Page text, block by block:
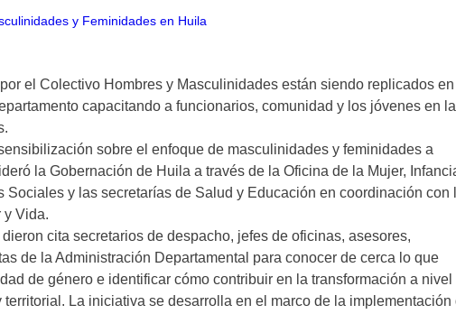
el Colectivo Hombres y Masculinidades están siendo replicados en
capacitando a funcionarios, comunidad y los jóvenes en
sobre el enfoque de masculinidades y feminidades a
la Gobernación de Huila a través de la Oficina de la Mujer,
Sociales y las secretarías de Salud y Educación en coordinación con
y Vida.
cita secretarios de despacho, jefes de oficinas, asesores,
de la Administración Departamental para conocer de cerca lo que
de género e identificar cómo contribuir en la transformación a nivel
La iniciativa se desarrolla en el marco de la implementación